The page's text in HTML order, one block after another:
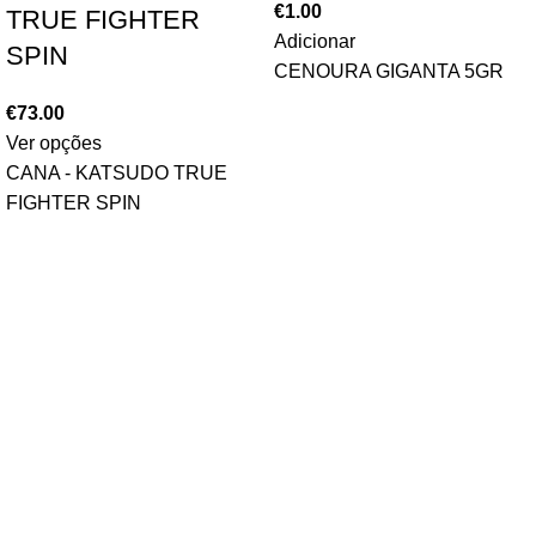
TRUE FIGHTER
SPIN
€73.00
Ver opções
CANA - KATSUDO TRUE
FIGHTER SPIN
€1.00
Adicionar
CENOURA GIGANTA 5GR